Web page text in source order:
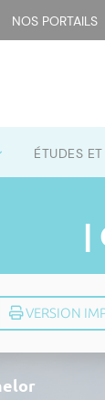
NOS
ÉTUDES
|
VERSION